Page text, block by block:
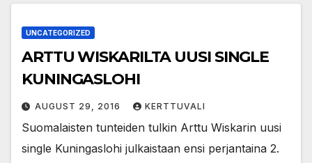
UNCATEGORIZED
ARTTU WISKARILTA UUSI SINGLE
KUNINGASLOHI
AUGUST 29, 2016 KERTTUVALI
Suomalaisten tunteiden tulkin Arttu Wiskarin uusi
single Kuningaslohi julkaistaan ensi perjantaina 2.